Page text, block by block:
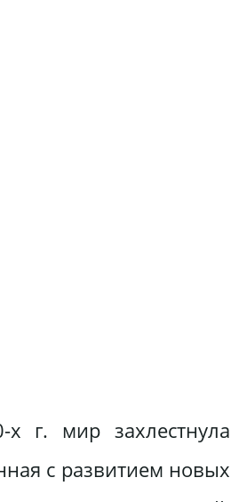
г. мир захлестнула
с развитием новых